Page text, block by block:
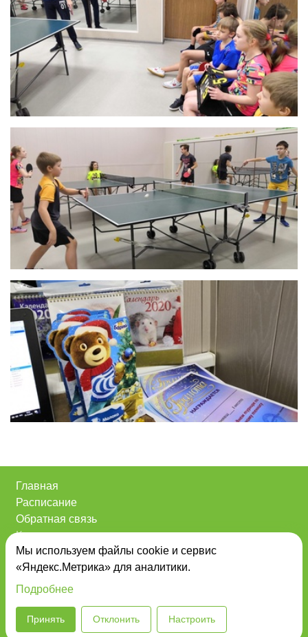
Главная
Расписание
Обратная связь
Контакты
О нас
Анонсы
Powered byPRproject
Политика конфиденциальности |
Согласие на
обработку персональных данных
Мы используем файлы cookie и сервис
«Яндекс.Метрика» для аналитики.
Подробнее
Принять Отклонить Настроить